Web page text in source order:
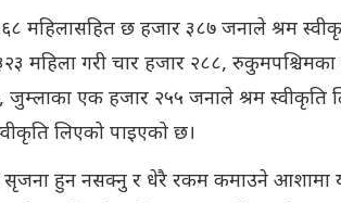
महिलासहित छ हजार ३८७ जनाले श्रम
महिला गरी चार हजार २८८,
एक हजार २५५ जनाले श्रम स्वीकृति
लिएको पाइएको छ।
सृजना हुन नसक्नु र धेरै रकम कमाउने आशामा